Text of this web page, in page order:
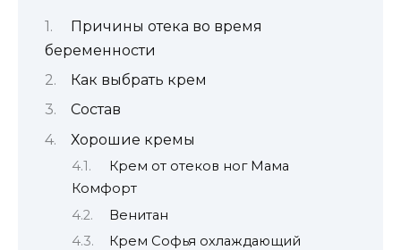
Причины отека во время
беременности
Как выбрать крем
Состав
Хорошие кремы
Крем от отеков ног Мама
Комфорт
Венитан
Крем Софья охлаждающий